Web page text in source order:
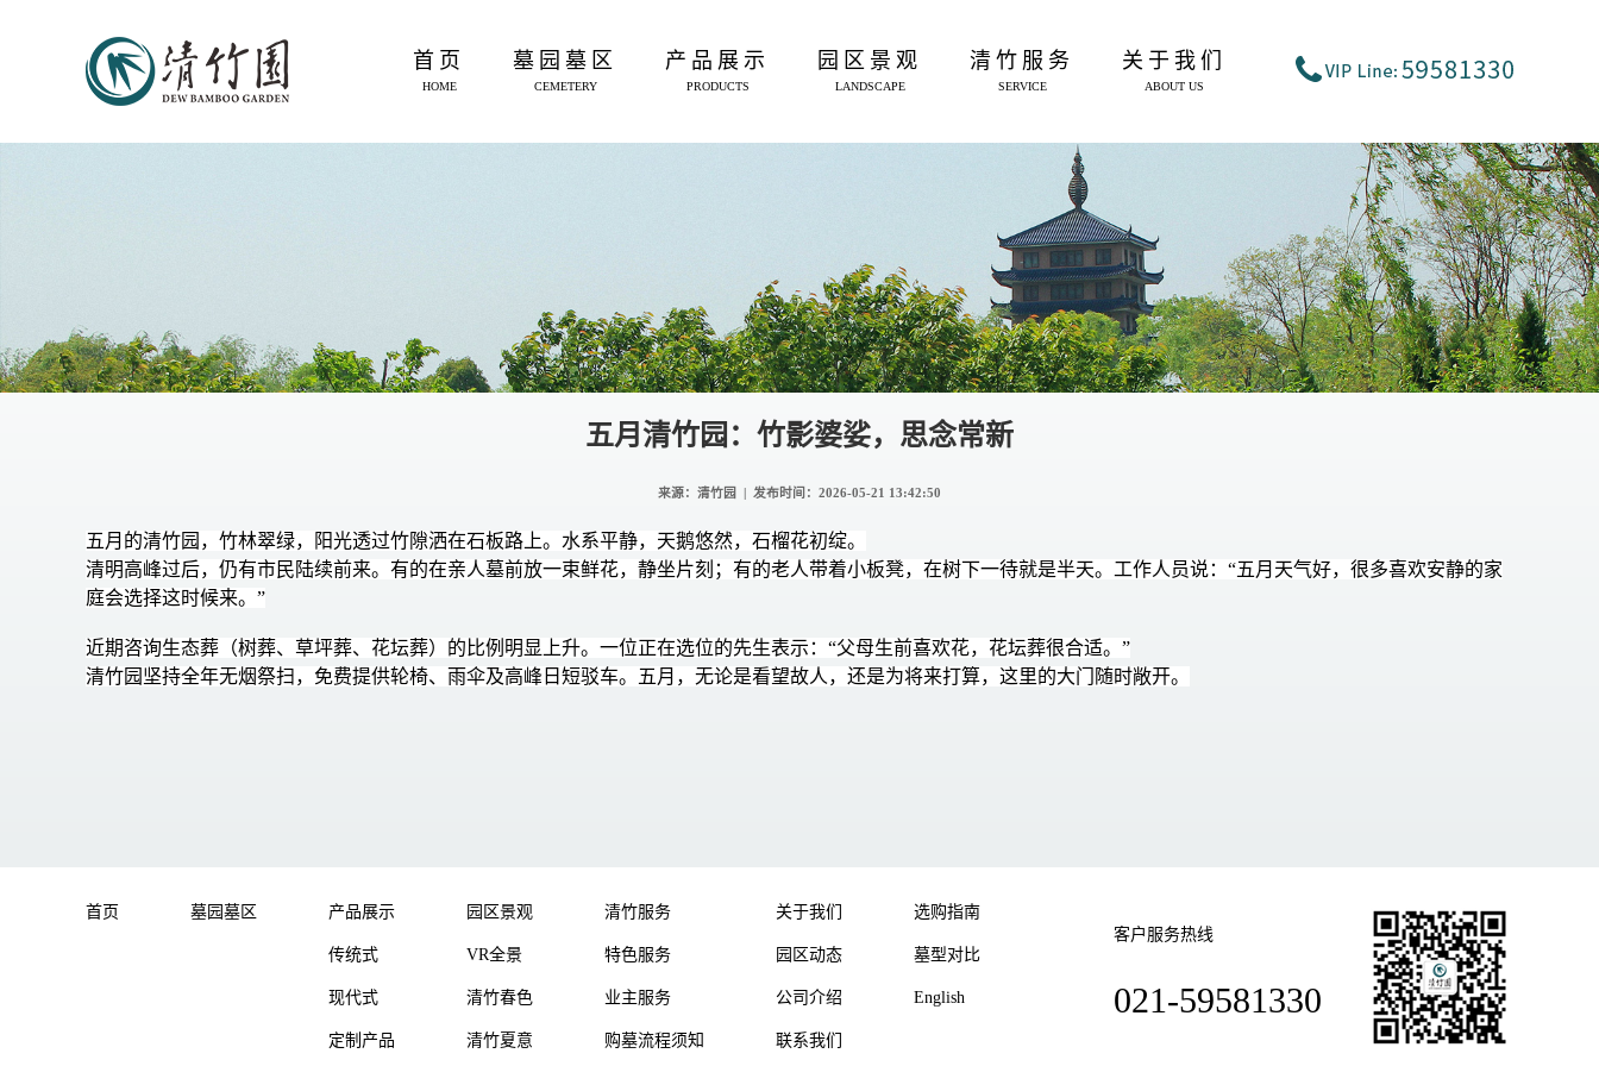
首页
HOME
墓园墓区
CEMETERY
产品展示
PRODUCTS
园区景观
LANDSCAPE
清竹服务
SERVICE
关于我们
ABOUT US
五月清竹园：竹影婆娑，思念常新
来源：清竹园 | 发布时间： 2026-05-21 13:42:50
五月的清竹园，竹林翠绿，阳光透过竹隙洒在石板路上。水系平静，天鹅悠然，石榴花初绽。
清明高峰过后，仍有市民陆续前来。有的在亲人墓前放一束鲜花，静坐片刻；有的老人带着小板凳，在树下一待就是半天。工作人员说：“五月天气好，很多喜欢安静的家
庭会选择这时候来。”
近期咨询生态葬（树葬、草坪葬、花坛葬）的比例明显上升。一位正在选位的先生表示：“父母生前喜欢花，花坛葬很合适。”
清竹园坚持全年无烟祭扫，免费提供轮椅、雨伞及高峰日短驳车。五月，无论是看望故人，还是为将来打算，这里的大门随时敞开。
首页 墓园墓区 产品展示
传统式
现代式
定制产品
园区景观
VR全景
清竹春色
清竹夏意
清竹服务
特色服务
业主服务
购墓流程须知
关于我们
园区动态
公司介绍
联系我们
选购指南
墓型对比
English
客户服务热线
021-59581330